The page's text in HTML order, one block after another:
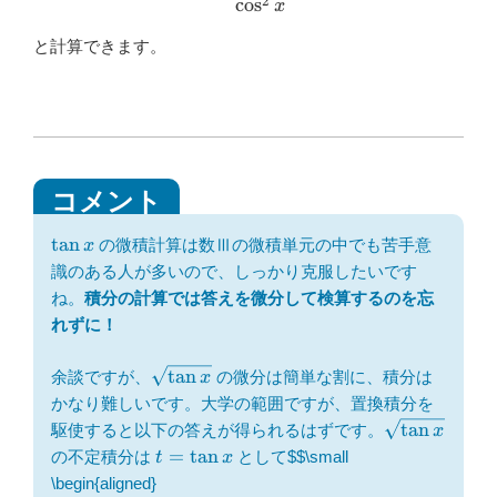
cos x
と計算できます。
\tan
x
tanx の微積計算は数Ⅲの微積単元の中でも苦手意
識のある人が多いので、しっかり克服したいです
ね。 積分の計算では答えを微分して検算するのを忘
れずに！
余談ですが、 \sqrt{\tan
x}
tanx の微分は簡単な割に、積分は
かなり難しいです。大学の範囲ですが、置換積分を
駆使すると以下の答えが得られるはずです。 \sqrt{\tan
tanx
の不定積分は t=\tan
x
t = tanx として$$\small
\begin{aligned}